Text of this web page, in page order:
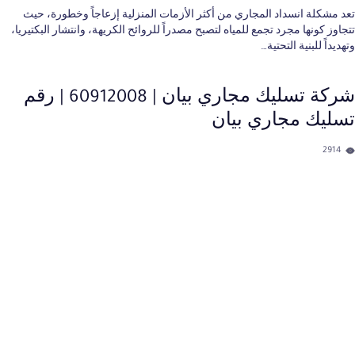
تعد مشكلة انسداد المجاري من أكثر الأزمات المنزلية إزعاجاً وخطورة، حيث
تتجاوز كونها مجرد تجمع للمياه لتصبح مصدراً للروائح الكريهة، وانتشار البكتيريا،
وتهديداً للبنية التحتية…
شركة تسليك مجاري بيان | 60912008 | رقم
تسليك مجاري بيان
2914